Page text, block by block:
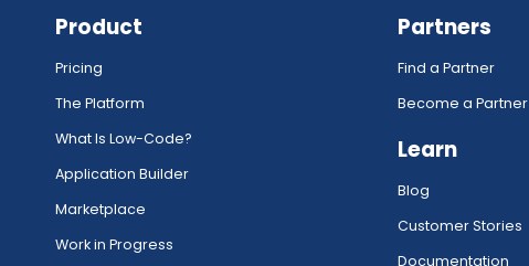
Product
Pricing
The Platform
What Is Low-Code?
Application Builder
Marketplace
Work in Progress
Partners
Find a Partner
Become a Partner
Learn
Blog
Customer Stories
Documentation